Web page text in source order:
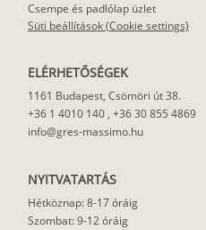
Csempe és padlólap üzlet
Süti beállítások (Cookie settings)
ELÉRHETŐSÉGEK
1161 Budapest, Csömöri út 38.
+36 1 4010 140 , +36 30 855 4869
info@gres-massimo.hu
NYITVATARTÁS
Hétköznap: 8-17 óráig
Szombat: 9-12 óráig